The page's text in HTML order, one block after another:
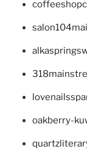
oakberry-